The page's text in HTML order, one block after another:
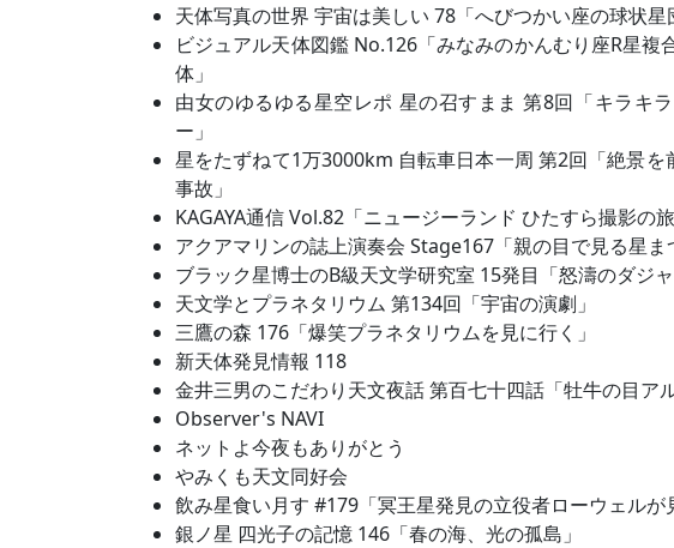
天体写真の世界 宇宙は美しい 78「へびつかい座の球状星
ビジュアル天体図鑑 No.126「みなみのかんむり座R星複
体」
由女のゆるゆる星空レポ 星の召すまま 第8回「キラキ
ー」
星をたずねて1万3000km 自転車日本一周 第2回「絶景を
事故」
KAGAYA通信 Vol.82「ニュージーランド ひたすら撮影の旅
アクアマリンの誌上演奏会 Stage167「親の目で見る星ま
ブラック星博士のB級天文学研究室 15発目「怒濤のダジャ
天文学とプラネタリウム 第134回「宇宙の演劇」
三鷹の森 176「爆笑プラネタリウムを見に行く」
新天体発見情報 118
金井三男のこだわり天文夜話 第百七十四話「牡牛の目ア
Observer's NAVI
ネットよ今夜もありがとう
やみくも天文同好会
飲み星食い月す #179「冥王星発見の立役者ローウェルが
銀ノ星 四光子の記憶 146「春の海、光の孤島」